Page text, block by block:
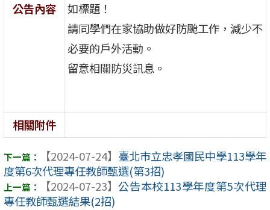
公告內容
如標題！
請同學們在家協助做好防颱工作，減少不
必要的戶外活動。
留意相關防災訊息。
相關附件
【2024-07-24】 臺北市立忠孝國民中學113學年
度第6次代理專任教師甄選(第3招)
【2024-07-23】 公告本校113學年度第5次代理
專任教師甄選結果(2招)